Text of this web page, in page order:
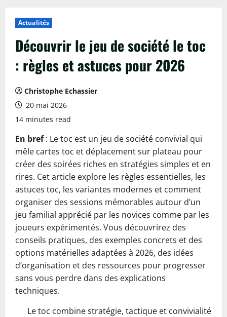
Actualités
Découvrir le jeu de société le toc
: règles et astuces pour 2026
Christophe Echassier
20 mai 2026
14 minutes read
En bref: Le toc est un jeu de société convivial qui
mêle cartes toc et déplacement sur plateau pour
créer des soirées riches en stratégies simples et en
rires. Cet article explore les règles essentielles, les
astuces toc, les variantes modernes et comment
organiser des sessions mémorables autour d’un
jeu familial apprécié par les novices comme par les
joueurs expérimentés. Vous découvrirez des
conseils pratiques, des exemples concrets et des
options matérielles adaptées à 2026, des idées
d’organisation et des ressources pour progresser
sans vous perdre dans des explications
techniques.
Le toc combine stratégie, tactique et convivialité